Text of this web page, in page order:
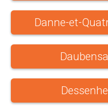
Danne-et-